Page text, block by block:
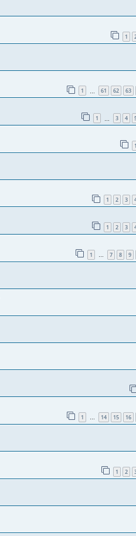
1
1 61 62 63
1 3 4
1
1 2 3
1 2 3
1 … 7 8 9
1 … 14 15 16
1 2